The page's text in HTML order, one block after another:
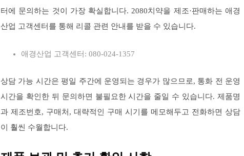
터에 문의하는 것이 가장 확실합니다. 2080치약을 제조·판매하는 애경
산업 고객센터를 통해 리콜 관련 안내를 받을 수 있습니다.
애경산업 고객센터: 080-024-1357
상담 가능 시간은 평일 주간에 운영되는 경우가 많으므로, 통화 전 운영
시간을 확인한 뒤 문의하면 불필요한 시간을 줄일 수 있습니다. 제품명
과 제조번호, 구매처, 대략적인 구매 시기를 메모해두고 전화하면 상담
이 훨씬 수월합니다.